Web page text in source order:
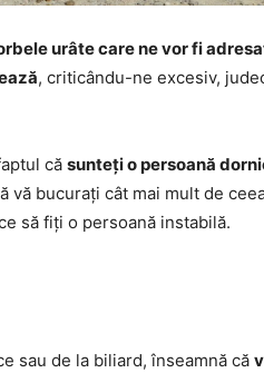
urâte care ne vor fi
, criticându-ne excesiv,
că sunteți o persoană
vă bucurați cât mai mult de
să fiți o persoană instabilă.
sau de la biliard, înseamnă că